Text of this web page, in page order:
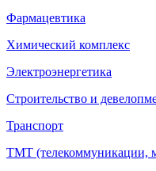
Фармацевтика
Химический комплекс
Электроэнергетика
Строительство и
Транспорт
ТМТ (телекоммуникации,